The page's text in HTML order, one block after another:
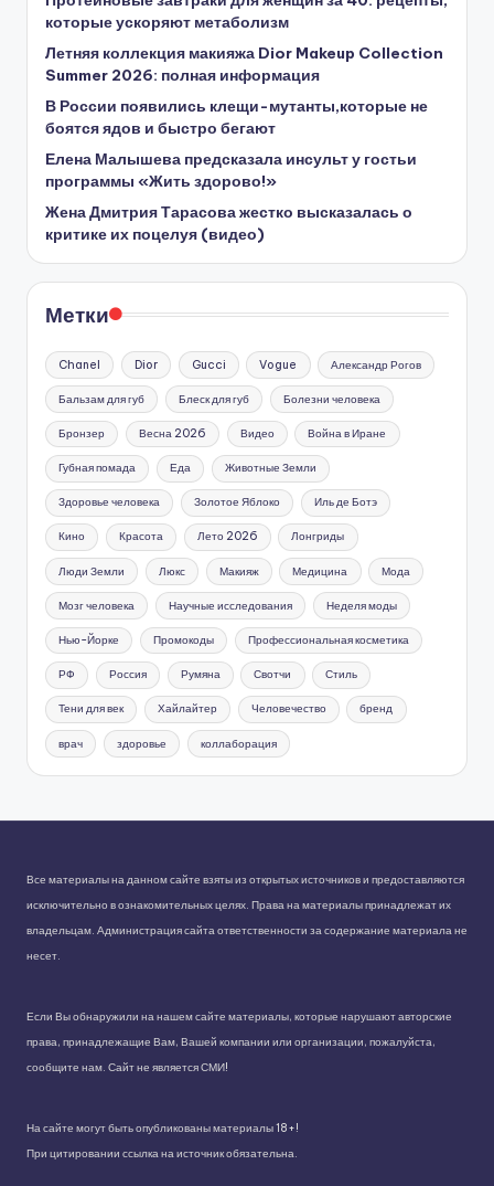
которые ускоряют метаболизм
Летняя коллекция макияжа Dior Makeup Collection
Summer 2026: полная информация
В России появились клещи-мутанты,которые не
боятся ядов и быстро бегают
Елена Малышева предсказала инсульт у гостьи
программы «Жить здорово!»
Жена Дмитрия Тарасова жестко высказалась о
критике их поцелуя (видео)
Метки
Chanel Dior Gucci Vogue Александр Рогов
Бальзам для губ Блеск для губ Болезни человека
Бронзер Весна 2026 Видео Война в Иране
Губная помада Еда Животные Земли
Здоровье человека Золотое Яблоко Иль де Ботэ
Кино Красота Лето 2026 Лонгриды
Люди Земли Люкс Макияж Медицина Мода
Мозг человека Научные исследования Неделя моды
Нью-Йорке Промокоды Профессиональная косметика
РФ Россия Румяна Свотчи Стиль
Тени для век Хайлайтер Человечество бренд
врач здоровье коллаборация
Все материалы на данном сайте взяты из открытых источников и предоставляются
исключительно в ознакомительных целях. Права на материалы принадлежат их
владельцам. Администрация сайта ответственности за содержание материала не
несет.
Если Вы обнаружили на нашем сайте материалы, которые нарушают авторские
права, принадлежащие Вам, Вашей компании или организации, пожалуйста,
сообщите нам. Сайт не является СМИ!
На сайте могут быть опубликованы материалы 18+!
При цитировании ссылка на источник обязательна.